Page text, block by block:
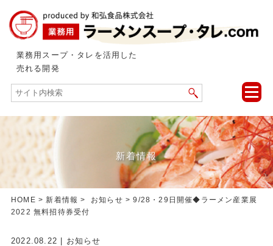
業務用スープ・タレを活用した
売れる開発
toggle
新着情報
HOME >新着情報 > お知らせ > 9/28・29日開催◆ラーメン産業展
2022 無料招待券受付
2022.08.22 | お知らせ